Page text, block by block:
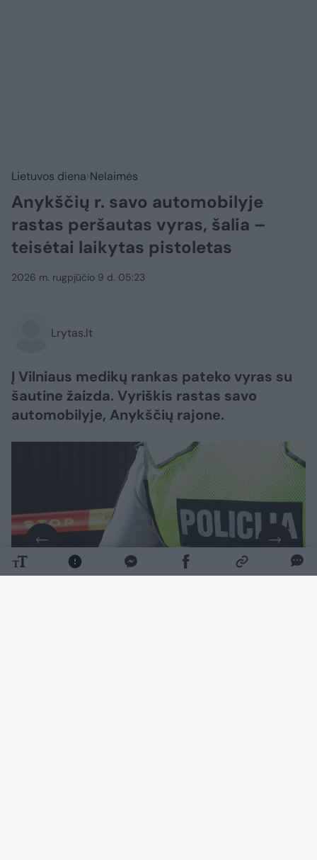
Lietuvos diena Nelaimės
Anykščių r. savo automobilyje
rastas peršautas vyras, šalia –
teisėtai laikytas pistoletas
2026 m. rugpjūčio 9 d. 05:23
Lrytas.lt
Į Vilniaus medikų rankas pateko vyras su
šautine žaizda. Vyriškis rastas savo
automobilyje, Anykščių rajone.